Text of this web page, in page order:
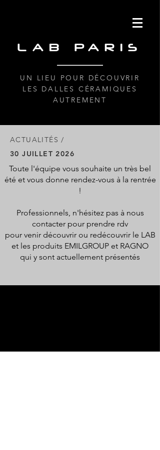
LAB PARIS
UN LIEU POUR DÉCOUVRIR
LES DALLES CÉRAMIQUES
AUTREMENT
ACTUALITÉS /
30 JUILLET 2026
Toute l'équipe vous souhaite un très bel
été et vous donne rendez-vous à la rentrée
!
Professionnels, n'hésitez pas à nous
contacter pour prendre rdv
pour venir découvrir ou redécouvrir le LAB
et les produits EMILGROUP et RAGNO
qui y sont actuellement présentés